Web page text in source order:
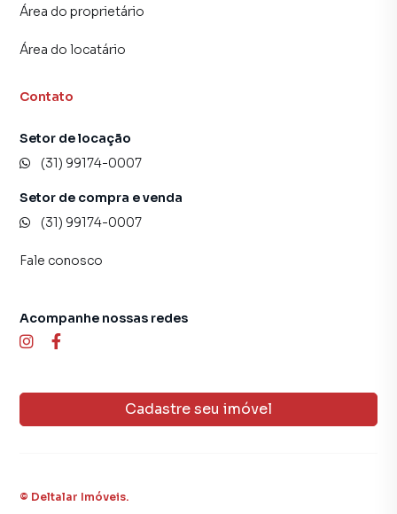
Área do proprietário
Área do locatário
Contato
Setor de locação
(31) 99174-0007
Setor de compra e venda
(31) 99174-0007
Fale conosco
Cadastre seu imóvel
Acompanhe nossas redes
© Deltalar Imóveis.